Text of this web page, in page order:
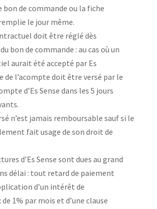
bon de commande ou la fiche
le jour même.
doit être réglé dès
bon de commande : au cas où un
aurait été accepté par Es
de l’acompte doit être versé par le
d’Es Sense dans les 5 jours
n’est jamais remboursable sauf si le
fait usage de son droit de
d’Es Sense sont dues au grand
délai : tout retard de paiement
d’un intérêt de
1% par mois et d’une clause